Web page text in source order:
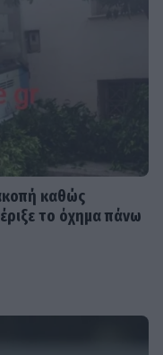
καθώς
το όχημα πάνω